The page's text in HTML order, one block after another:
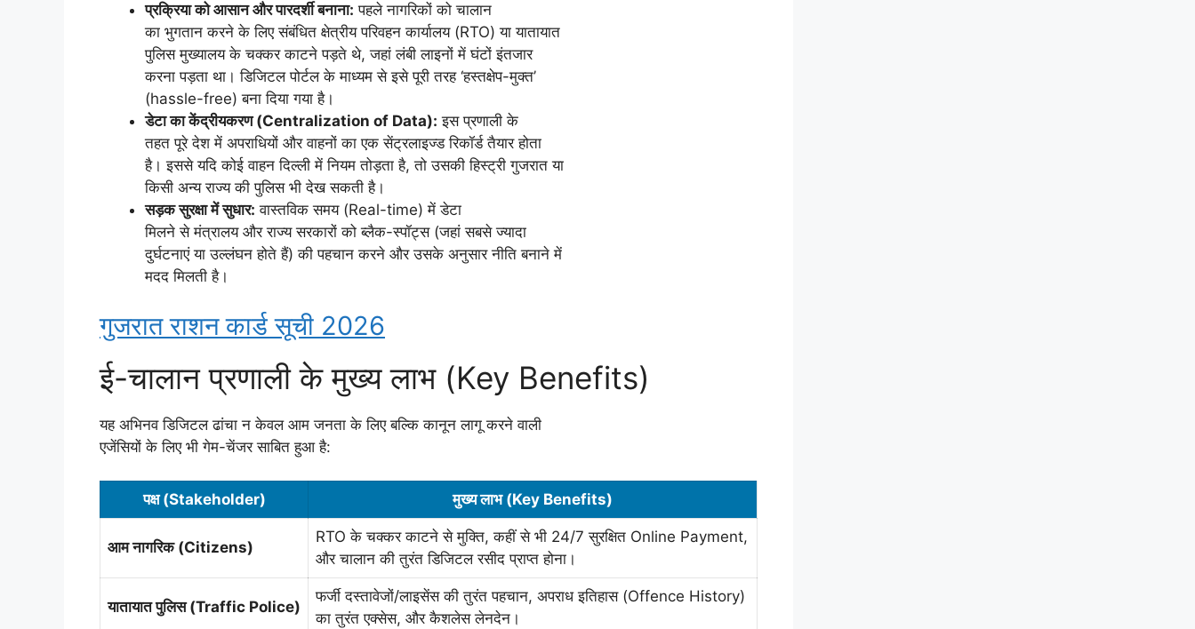
प्रक्रिया को आसान और पारदर्शी बनाना: पहले नागरिकों को चालान
का भुगतान करने के लिए संबंधित क्षेत्रीय परिवहन कार्यालय (RTO) या यातायात
पुलिस मुख्यालय के चक्कर काटने पड़ते थे, जहां लंबी लाइनों में घंटों इंतजार
करना पड़ता था। डिजिटल पोर्टल के माध्यम से इसे पूरी तरह ‘हस्तक्षेप-मुक्त’
(hassle-free) बना दिया गया है।
डेटा का केंद्रीयकरण (Centralization of Data): इस प्रणाली के
तहत पूरे देश में अपराधियों और वाहनों का एक सेंट्रलाइज्ड रिकॉर्ड तैयार होता
है। इससे यदि कोई वाहन दिल्ली में नियम तोड़ता है, तो उसकी हिस्ट्री गुजरात या
किसी अन्य राज्य की पुलिस भी देख सकती है।
सड़क सुरक्षा में सुधार: वास्तविक समय (Real-time) में डेटा
मिलने से मंत्रालय और राज्य सरकारों को ब्लैक-स्पॉट्स (जहां सबसे ज्यादा
दुर्घटनाएं या उल्लंघन होते हैं) की पहचान करने और उसके अनुसार नीति बनाने में
मदद मिलती है।
गुजरात राशन कार्ड सूची 2026
ई-चालान प्रणाली के मुख्य लाभ (Key Benefits)
यह अभिनव डिजिटल ढांचा न केवल आम जनता के लिए बल्कि कानून लागू करने वाली
एजेंसियों के लिए भी गेम-चेंजर साबित हुआ है:
पक्ष (Stakeholder) मुख्य लाभ (Key Benefits)
आम नागरिक (Citizens)
RTO के चक्कर काटने से मुक्ति, कहीं से भी 24/7 सुरक्षित Online Payment,
और चालान की तुरंत डिजिटल रसीद प्राप्त होना।
यातायात पुलिस (Traffic Police)
फर्जी दस्तावेजों/लाइसेंस की तुरंत पहचान, अपराध इतिहास (Offence History)
का तुरंत एक्सेस, और कैशलेस लेनदेन।